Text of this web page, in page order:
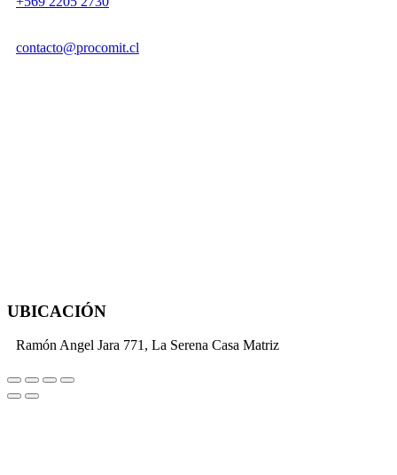
contacto@procomit.cl
UBICACIÓN
Ramón Angel Jara 771, La Serena Casa Matriz